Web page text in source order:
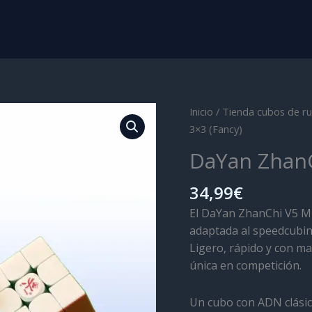
Inicio / Tienda cubos de
3×3 (Fancy)
DaYan
34,99€
El DaYan ZhanChi V5
adaptada al
Ligero, rápido y con
única en competición.
Un cubo con ADN